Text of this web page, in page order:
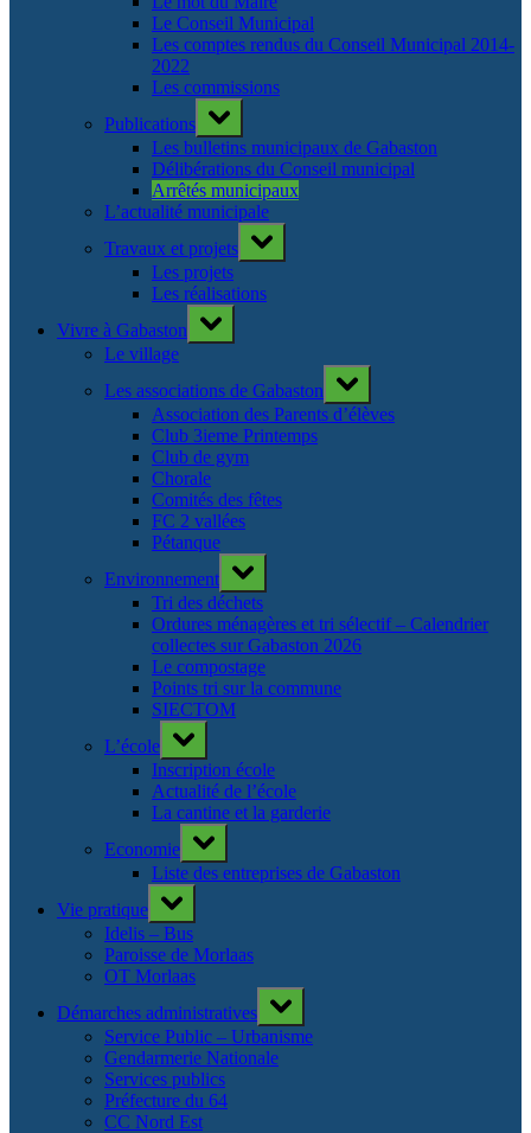
Le Conseil Municipal
Les comptes rendus du Conseil Municipal 2014-
2022
Les commissions
Publications
Toggle
sub-
menu
Les bulletins municipaux de Gabaston
Délibérations du Conseil municipal
Arrêtés municipaux
L’actualité municipale
Travaux et projets
Toggle
sub-
Les projets
Les réalisations
Vivre à Gabaston
Toggle
sub-
Le village
Les associations de Gabaston
Toggle
sub-
menu
Association des Parents d’élèves
Club 3ieme Printemps
Club de gym
Chorale
Comités des fêtes
FC 2 vallées
Pétanque
Environnement
Toggle
sub-
menu
Tri des déchets
Ordures ménagères et tri sélectif – Calendrier
collectes sur Gabaston 2026
Le compostage
Points tri sur la commune
SIECTOM
L’école
Toggle
sub-
menu
Inscription école
Actualité de l’école
La cantine et la garderie
Economie
Toggle
sub-
menu
Liste des entreprises de Gabaston
Vie pratique
Toggle
sub-
menu
Idelis – Bus
Paroisse de Morlaas
OT Morlaas
Démarches administratives
Toggle
sub-
menu
Service Public – Urbanisme
Gendarmerie Nationale
Services publics
Préfecture du 64
CC Nord Est